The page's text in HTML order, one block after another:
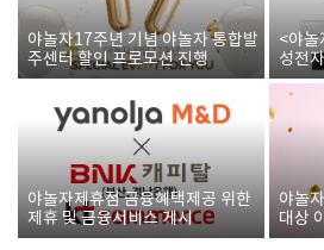
야놀자17주년 기념 야놀자 통합발
주센터 할인 프로모션 진행
<야놀
성전
야놀자제휴점 금융혜택제공 위한
제휴 및 금융서비스 게시
야놀
대상
폰 증